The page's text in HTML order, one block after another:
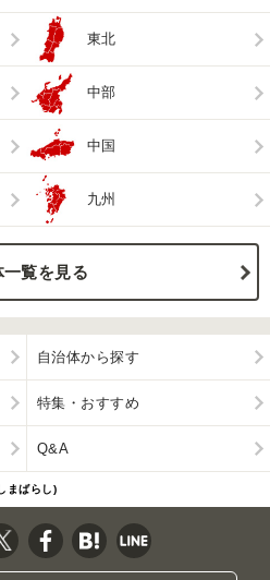
東北
中部
中国
九州
一覧を見る
自治体から探す
特集・おすすめ
Q&A
まばらし)